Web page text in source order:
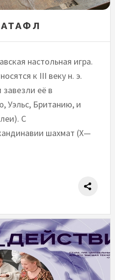
настольная игра.
к III веку н. э.
её в
Уэльс, Британию, и
С
шахмат (X—